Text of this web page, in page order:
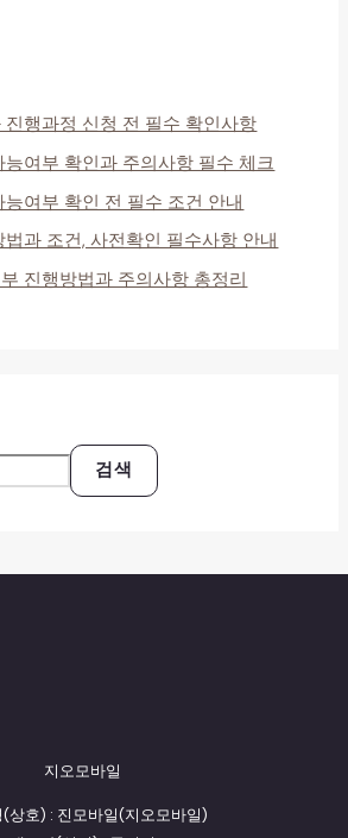
진행과정 신청 전 필수 확인사항
능여부 확인과 주의사항 필수 체크
여부 확인 전 필수 조건 안내
과 조건, 사전확인 필수사항 안내
진행방법과 주의사항 총정리
검색
지오모바일
(상호) : 진모바일(지오모바일)